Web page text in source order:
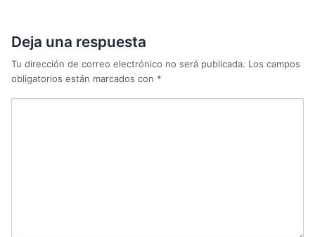
Deja una respuesta
Tu dirección de correo electrónico no será publicada. Los campos
obligatorios están marcados con *